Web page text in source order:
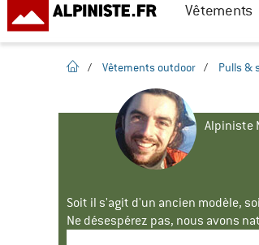
Vêtements
Page d'accueil
/ Vêtements outdoor / Pulls &
Alpiniste
Soit il s'agit d'un ancien modèle,
Ne désespérez pas, nous avons